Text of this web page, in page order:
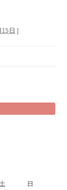
15日 |
日